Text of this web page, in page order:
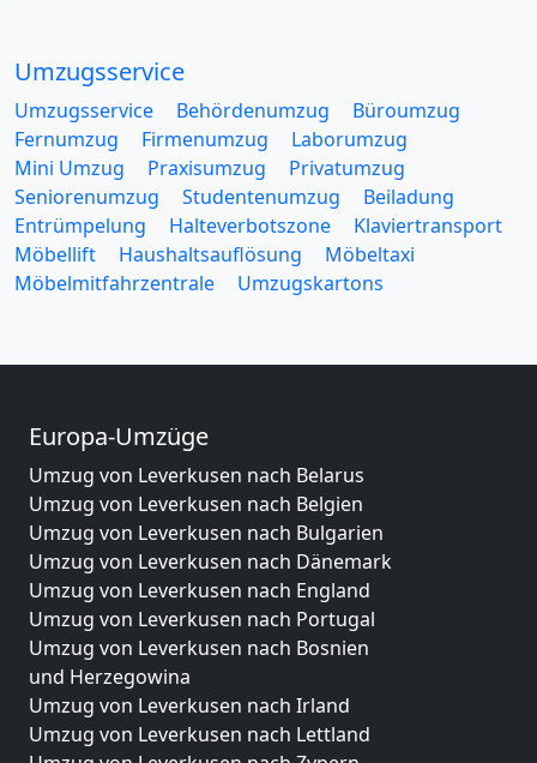
Umzugsservice
Umzugsservice Behördenumzug
Büroumzug
Fernumzug
Firmenumzug
Laborumzug
Mini Umzug
Praxisumzug
Privatumzug
Seniorenumzug
Studentenumzug
Beiladung
Entrümpelung
Halteverbotszone
Klaviertransport
Möbellift
Haushaltsauflösung
Möbeltaxi
Möbelmitfahrzentrale
Umzugskartons
Europa-Umzüge
Umzug von Leverkusen nach Belarus
Umzug von Leverkusen nach Belgien
Umzug von Leverkusen nach Bulgarien
Umzug von Leverkusen nach Dänemark
Umzug von Leverkusen nach England
Umzug von Leverkusen nach Portugal
Umzug von Leverkusen nach Bosnien
und Herzegowina
Umzug von Leverkusen nach Irland
Umzug von Leverkusen nach Lettland